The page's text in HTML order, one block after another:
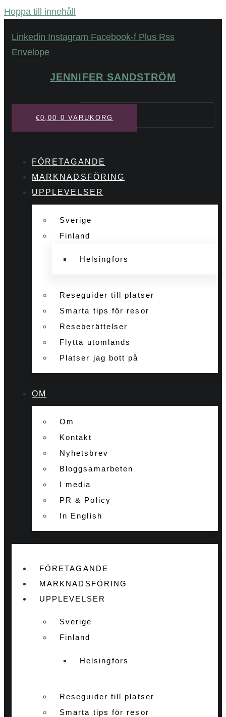
Hoppa till innehåll
Linkedin Instagram Facebook-f Plus Rss
Envelope
JENNIFER SANDSTRÖM
Sök
€0,00 0 VARUKORG
FÖRETAGANDE
MARKNADSFÖRING
UPPLEVELSER
Sverige
Finland
Helsingfors
Reseguider till platser
Smarta tips för resor
Reseberättelser
Flytta utomlands
Platser jag bott på
OM
Om
Kontakt
Nyhetsbrev
Bloggsamarbeten
I media
PR & Policy
In English
FÖRETAGANDE
MARKNADSFÖRING
UPPLEVELSER
Sverige
Finland
Helsingfors
Reseguider till platser
Smarta tips för resor